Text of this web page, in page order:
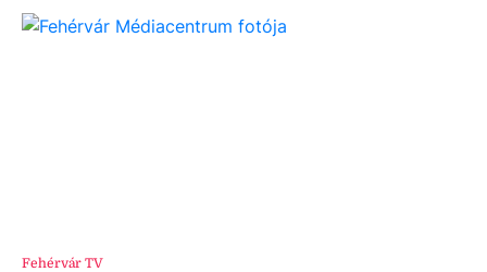
Fehérvár TV